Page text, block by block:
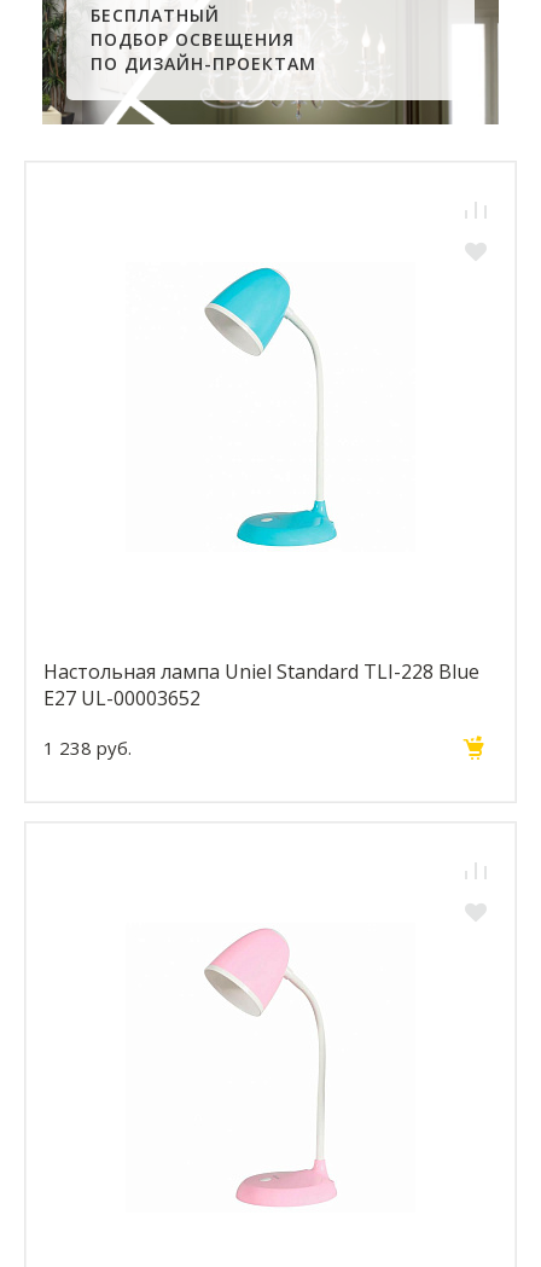
БЕСПЛАТНЫЙ
ПОДБОР ОСВЕЩЕНИЯ
ПО ДИЗАЙН-ПРОЕКТАМ
Настольная лампа Uniel Standard TLI-228 Blue
E27 UL-00003652
1 238 руб.